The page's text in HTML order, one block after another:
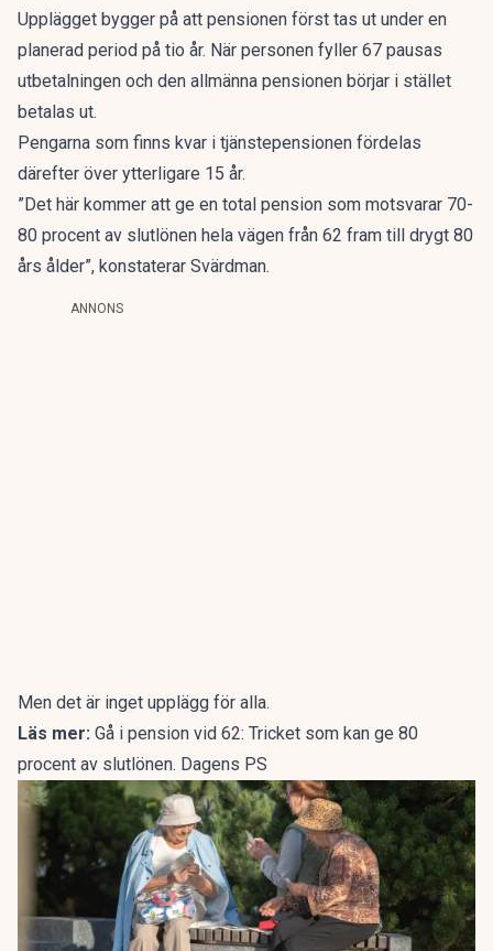
Upplägget bygger på att pensionen först tas ut under en
planerad period på tio år. När personen fyller 67 pausas
utbetalningen och den allmänna pensionen börjar i stället
betalas ut.
Pengarna som finns kvar i tjänstepensionen fördelas
därefter över ytterligare 15 år.
”Det här kommer att ge en total pension som motsvarar 70-
80 procent av slutlönen hela vägen från 62 fram till drygt 80
års ålder”, konstaterar Svärdman.
ANNONS
Men det är inget upplägg för alla.
Läs mer: Gå i pension vid 62: Tricket som kan ge 80
procent av slutlönen. Dagens PS